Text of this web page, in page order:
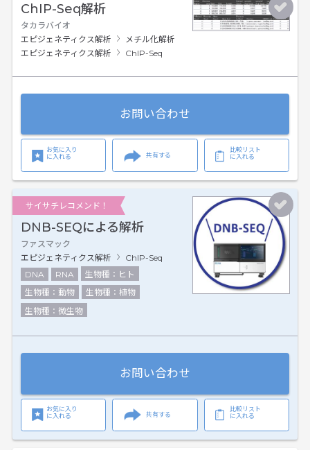
ChIP-Seq解析
タカラバイオ
エピジェネティクス解析
メチル化解析
エピジェネティクス解析
ChIP-Seq
お問い合わせ
お気に入り
に入れる
共有する
比較リスト
に入れる
サイサチレコメンド！
DNB-SEQによる解析
ファスマック
エピジェネティクス解析
ChIP-Seq
DNA
RNA
生物種：ヒト
生物種：動物
生物種：植物
生物種：微生物
お問い合わせ
お気に入り
に入れる
共有する
比較リスト
に入れる